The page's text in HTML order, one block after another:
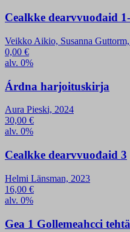
Cealkke dearvvuođaid
Veikko Aikio, Susanna
0,00 €
alv. 0%
Árdna harjoituskirja
Aura Pieski, 2024
30,00 €
alv. 0%
Cealkke dearvvuođaid 3
Helmi Länsman, 2023
16,00 €
alv. 0%
Gea 1 Gollemeahcci